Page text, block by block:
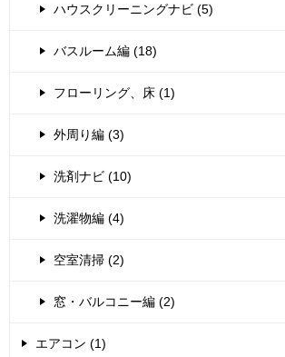
ハウスクリーニングナビ (5)
バスルーム編 (18)
フローリング、床 (1)
外周り編 (3)
洗剤ナビ (10)
洗濯物編 (4)
空室清掃 (2)
窓・バルコニー編 (2)
エアコン (1)